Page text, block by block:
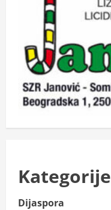
Kategorije
Dijaspora